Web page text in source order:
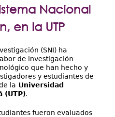
Regionales
Nacional
en la UTP
(SNI) ha
de investigación
que han hecho y
y estudiantes de
la Universidad
(UTP).
fueron evaluados